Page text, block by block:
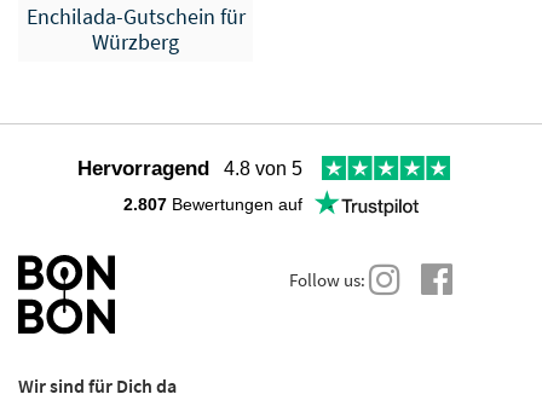
Enchilada-Gutschein für
Würzberg
Hervorragend 4.8 von 5
2.807 Bewertungen auf
Follow us:
Wir sind für Dich da